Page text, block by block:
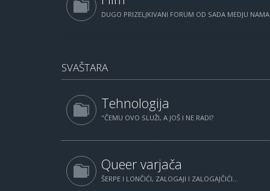
DUGO PRIZELJKIVANI FORUM OD SADA MEDJU
SVAŠTARA
Tehnologija
"ČEMU OVO SLUŽI, A JOŠ I NE RADI?
Queer varjača
ŠERPE I LONČIĆI, ZALOGAJI I ZALOGAJČIĆI...